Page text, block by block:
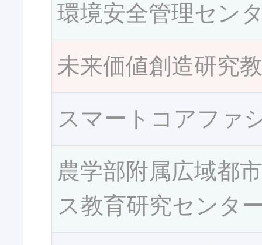
環境安全管理セン
未来価値創造研究
スマートコアファ
農学部附属広域都
ス教育研究センタ